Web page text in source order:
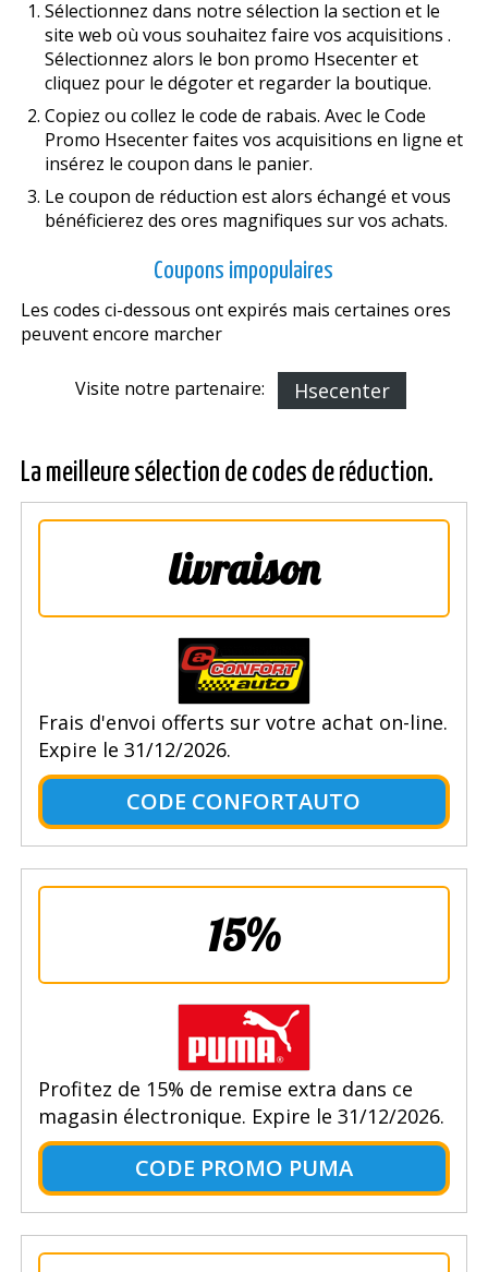
Sélectionnez dans notre sélection la section et le
site web où vous souhaitez faire vos acquisitions .
Sélectionnez alors le bon promo Hsecenter et
cliquez pour le dégoter et regarder la boutique.
Copiez ou collez le code de rabais. Avec le Code
Promo Hsecenter faites vos acquisitions en ligne et
insérez le coupon dans le panier.
Le coupon de réduction est alors échangé et vous
bénéficierez des offres magnifiques sur vos achats.
Coupons impopulaires
Les codes ci-dessous ont expirés mais certaines offres
peuvent encore marcher
Visite notre partenaire: Hsecenter
La meilleure sélection de codes de réduction.
livraison
Frais d'envoi offerts sur votre achat on-line.
Expire le 31/12/2026.
CODE CONFORTAUTO
15%
Profitez de 15% de remise extra dans ce
magasin électronique. Expire le 31/12/2026.
CODE PROMO PUMA